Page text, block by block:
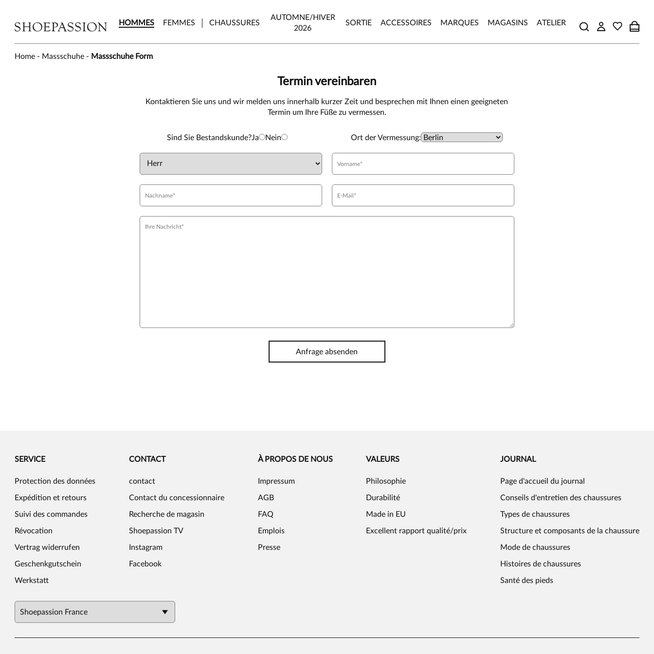
HOMMES FEMMES CHAUSSURES
AUTOMNE/HIVER
2026
SORTIE ACCESSOIRES MARQUES MAGASINS ATELIER
Home - Massschuhe - Massschuhe Form
Termin vereinbaren
Kontaktieren Sie uns und wir melden uns innerhalb kurzer Zeit und besprechen mit Ihnen einen geeigneten
Termin um Ihre Füße zu vermessen.
Sind Sie Bestandskunde?Ja Nein Ort der Vermessung:
Anfrage absenden
SERVICE
Protection des données
Expédition et retours
Suivi des commandes
Révocation
Vertrag widerrufen
Geschenkgutschein
Werkstatt
CONTACT
contact
Contact du concessionnaire
Recherche de magasin
Shoepassion TV
Instagram
Facebook
À PROPOS DE NOUS
Impressum
AGB
FAQ
Emplois
Presse
VALEURS
Philosophie
Durabilité
Made in EU
Excellent rapport qualité/prix
JOURNAL
Page d'accueil du journal
Conseils d'entretien des chaussures
Types de chaussures
Structure et composants de la chaussure
Mode de chaussures
Histoires de chaussures
Santé des pieds